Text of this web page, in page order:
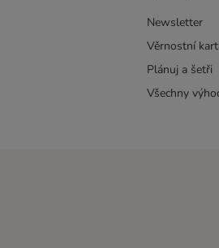
Newsletter
Věrnostní
Plánuj a šetři
Všechny